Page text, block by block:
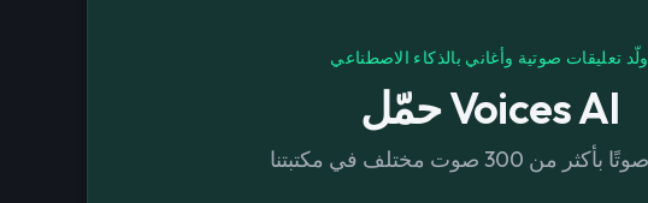
ولّد تعليقات صوتية وأغاني بالذكاء الاصطناعي
حمّل Voices AI